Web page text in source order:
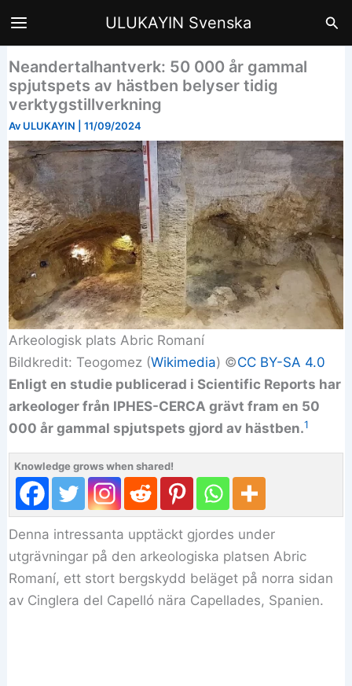
till
ULUKAYIN Svenska Sök
Neandertalhantverk: 50 000 år gammal
spjutspets av hästben belyser tidig
verktygstillverkning
Av ULUKAYIN |11/09/2024
Arkeologisk plats Abric Romaní
Bildkredit: Teogomez (Wikimedia) ©️CC BY-SA 4.0
Enligt en studie publicerad i Scientific Reports har
arkeologer från IPHES-CERCA grävt fram en 50
000 år gammal spjutspets gjord av hästben.1
Knowledge grows when shared!
Denna intressanta upptäckt gjordes under
utgrävningar på den arkeologiska platsen Abric
Romaní, ett stort bergskydd beläget på norra sidan
av Cinglera del Capelló nära Capellades, Spanien.